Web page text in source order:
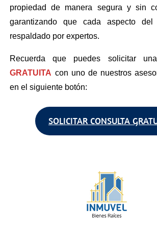
propiedad de manera segura y sin
garantizando que cada aspecto del
respaldado por expertos.
Recuerda que puedes solicitar
GRATUITA con uno de nuestros
en el siguiente botón:
SOLICITAR CONSULTA